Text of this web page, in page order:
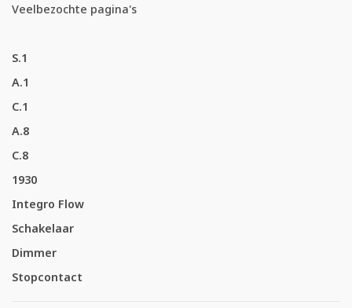
Veelbezochte pagina's
S.1
A.1
C.1
A.8
C.8
1930
Integro Flow
Schakelaar
Dimmer
Stopcontact